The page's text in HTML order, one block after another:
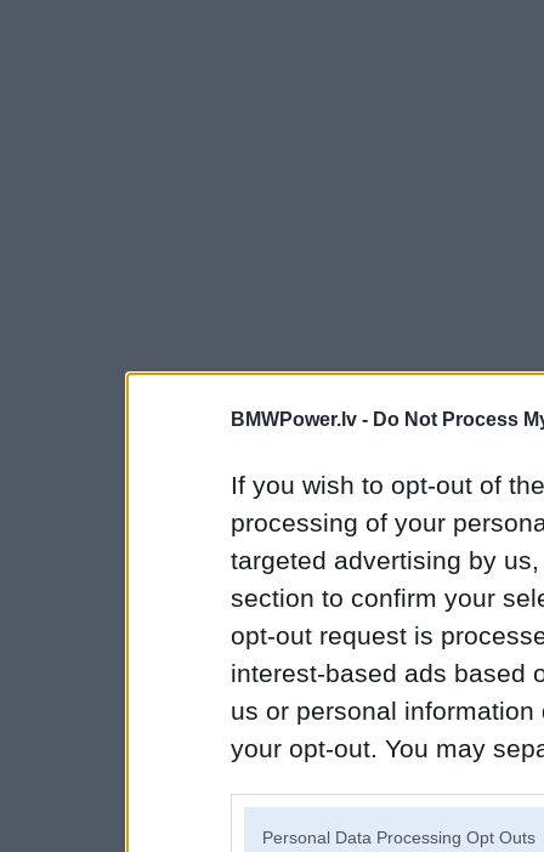
BMWPower.lv - Do Not Process
If you wish to opt-out of
processing of your
targeted advertising by
section to confirm your
opt-out request is
interest-based ads based
us or personal
your opt-out. You may
Personal Data Processing Opt Outs